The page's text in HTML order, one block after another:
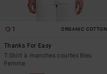
1 ORGANIC COTTON
Thanks For Easy
T-Shirt à manches courtes Bleu
Femme